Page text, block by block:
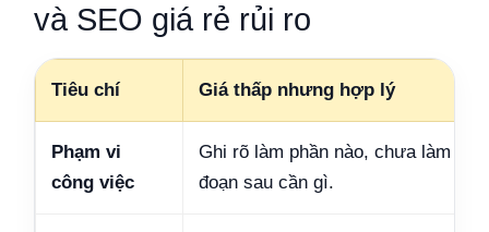
và SEO giá rẻ rủi ro
Tiêu chí Giá thấp nhưng hợp lý
Phạm vi
công việc
Ghi rõ làm phần nào, chưa làm
đoạn sau cần gì.